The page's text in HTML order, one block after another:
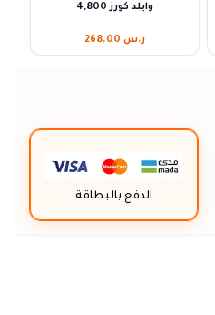
4,800 وايلد كورز
ر.س 268.00
الدفع بالبطاقة